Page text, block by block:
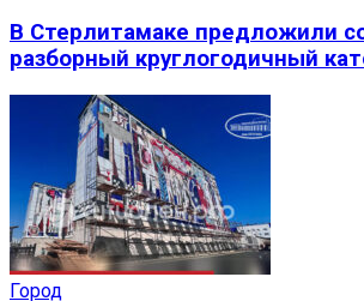
В Стерлитамаке предложили
разборный круглогодичный
Город